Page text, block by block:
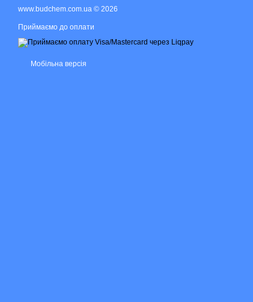
www.budchem.com.ua © 2026
Приймаємо до оплати
Мобільна версія